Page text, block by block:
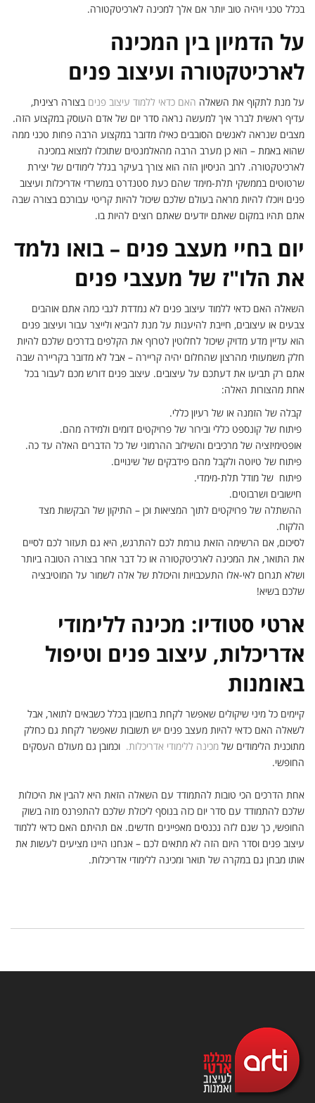
בכלל טכני ויהיה טוב יותר אם אלך למכינה לארכיטקטורה.
על הדמיון בין המכינה
לארכיטקטורה ועיצוב פנים
על מנת לתקוף את השאלה האם כדאי ללמוד עיצוב פנים בצורה רצינית,
עדיף ראשית לברר איך למעשה נראה סדר יום של אדם העוסק במקצוע הזה.
מצבים שנראה לאנשים הסובבים כאילו מדובר במקצוע הרבה פחות טכני ממה
שהוא באמת – הוא כן מערב הרבה מהאלמנטים שתוכלו למצוא במכינה
לארכיטקטורה. לרוב הניסיון הזה הוא צורך בעיקר בגלל לימודים של יצירת
שרטוטים בממשקי תלת-מימד שהם כעת סטנדרט במשרדי אדריכלות ועיצוב
פנים ויוכלו להיות מראה בעולם שלכם שיכול להיות קריטי עבורכם בצורה שבה
אתם תהיו במקום שאתם יודעים שאתם רוצים להיות בו.
יום בחיי מעצב פנים – בואו נלמד
את הלו"ז של מעצבי פנים
השאלה האם כדאי ללמוד עיצוב פנים לא נמדדת לגבי כמה אתם אוהבים
צבעים או עיצובים, חייבת להיענות על מנת להביא ולייצר עבור ועיצוב פנים
הוא עדיין מדע מדויק שיכול לחלוטין לטרוף את הקלפים בדרכים שלכם להיות
חלק משמעותי מהרצון שהחלום יהיה קריירה – אבל לא מדובר בקריירה שבה
אתם רק תביעו את דעתכם על עיצובים. עיצוב פנים דורש מכם לעבור בכל
אחת מהצורות האלה:
קבלה של הזמנה או של רעיון כללי.
פיתוח של קונספט כללי ובירור של פרויקטים דומים ולמידה מהם.
אופטימיזציה של מרכיבים והשילוב ההרמוני של כל הדברים האלה עד כה.
פיתוח של טיוטה ולקבל מהם פידבקים של שינויים.
פיתוח של מודל תלת-מימדי.
חישובים ושרבוטים.
ההשתלה של פרויקטים לתוך המציאות וכן – התיקון של הבקשות מצד
הלקוח.
לסיכום, אם הרשימה הזאת גורמת לכם להתרגש, היא גם תעזור לכם לסיים
את התואר, את המכינה לארכיטקטורה או כל דבר אחר בצורה הטובה ביותר
ושלא תגרום לאי-אלו התעכבויות והיכולת של אלה לשמור על המוטיבציה
שלכם בשיא!
ארטי סטודיו: מכינה ללימודי
אדריכלות, עיצוב פנים וטיפול
באומנות
קיימים כל מיני שיקולים שאפשר לקחת בחשבון בכלל כשבאים לתואר, אבל
לשאלה האם כדאי להיות מעצב פנים יש תשובות שאפשר לקחת גם כחלק
מתוכנית הלימודים של מכינה ללימודי אדריכלות. וכמובן גם מעולם העסקים
החופשי.
אחת הדרכים הכי טובות להתמודד עם השאלה הזאת היא להבין את היכולות
שלכם להתמודד עם סדר יום כזה בנוסף ליכולת שלכם להתפרנס מזה בשוק
החופשי, כך שגם לזה נכנסים מאפיינים חדשים. אם תהיתם האם כדאי ללמוד
עיצוב פנים וסדר היום הזה לא מתאים לכם – אנחנו היינו מציעים לעשות את
אותו מבחן גם במקרה של תואר ומכינה ללימודי אדריכלות.